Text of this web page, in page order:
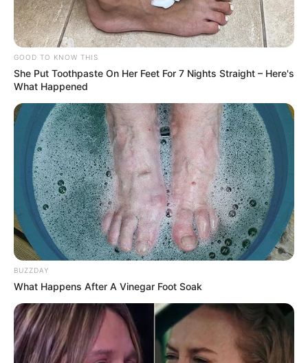
GOOD TO KNOW THIS
She Put Toothpaste On Her Feet For 7 Nights Straight – Here's
What Happened
BUZZDAY
What Happens After A Vinegar Foot Soak